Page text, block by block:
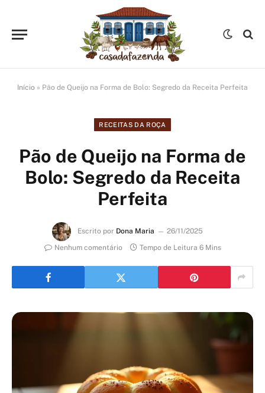
Início » Pão de Queijo na Forma de Bolo: Segredo da Receita Perfeita
RECEITAS DA ROÇA
Pão de Queijo na Forma de
Bolo: Segredo da Receita
Perfeita
Escrito por Dona Maria
26/11/2025
Nenhum comentário
Tempo de Leitura 6 Mins